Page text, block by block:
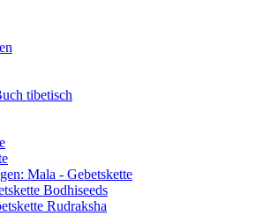
tibetisch
Mala - Gebetskette
Bodhiseeds
Rudraksha